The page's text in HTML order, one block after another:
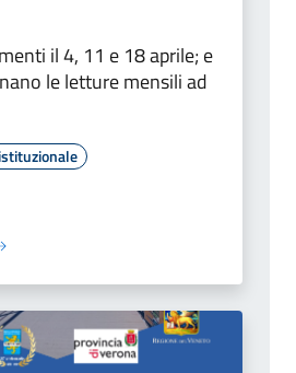
il 4, 11 e 18 aprile; e
le letture mensili ad